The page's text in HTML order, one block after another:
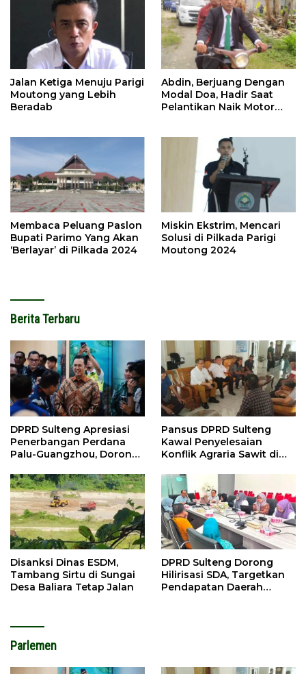
Jalan Ketiga Menuju Parigi
Moutong yang Lebih
Beradab
Abdin, Berjuang Dengan
Modal Doa, Hadir Saat
Pelantikan Naik Motor
Membaca Peluang Paslon
Bupati Parimo Yang Akan
‘Berlayar’ di Pilkada 2024
Miskin Ekstrim, Mencari
Solusi di Pilkada Parigi
Moutong 2024
Berita Terbaru
DPRD Sulteng Apresiasi
Penerbangan Perdana
Palu-Guangzhou, Dorong
Pansus DPRD Sulteng
Kawal Penyelesaian
Konflik Agraria Sawit di
Disanksi Dinas ESDM,
Tambang Sirtu di Sungai
Desa Baliara Tetap Jalan
DPRD Sulteng Dorong
Hilirisasi SDA, Targetkan
Pendapatan Daerah
Parlemen